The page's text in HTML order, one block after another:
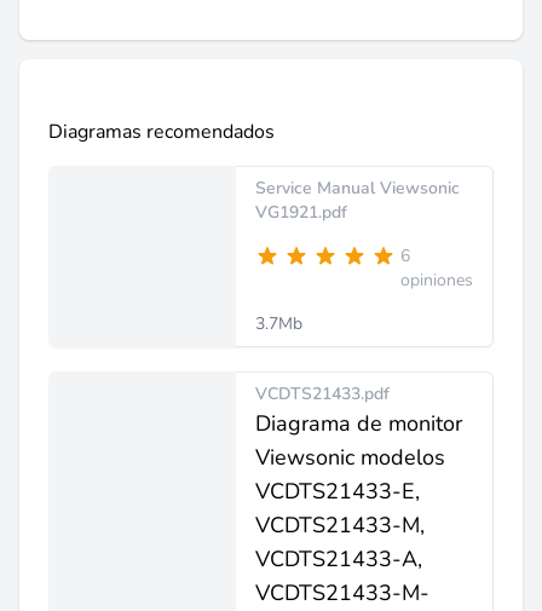
Diagramas recomendados
Service Manual Viewsonic
VG1921.pdf
6
opiniones
3.7Mb
VCDTS21433.pdf
Diagrama de monitor
Viewsonic modelos
VCDTS21433-E,
VCDTS21433-M,
VCDTS21433-A,
VCDTS21433-M-